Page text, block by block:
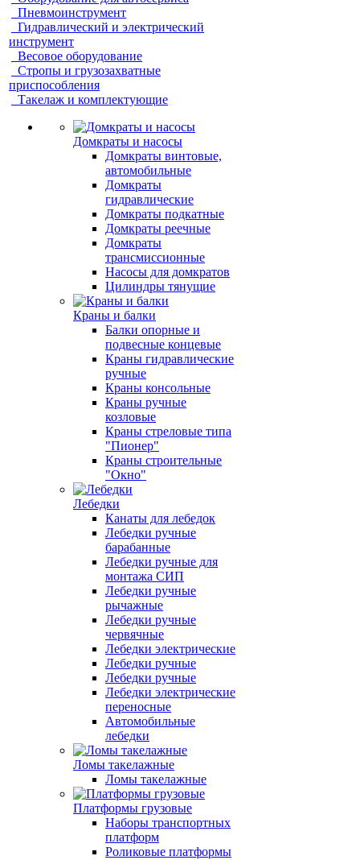
Пневмоинструмент
Гидравлический и электрический
инструмент
Весовое оборудование
Стропы и грузозахватные
приспособления
Такелаж и комплектующие
Домкраты и насосы
Домкраты винтовые,
автомобильные
Домкраты
гидравлические
Домкраты подкатные
Домкраты реечные
Домкраты
трансмиссионные
Насосы для домкратов
Цилиндры тянущие
Краны и балки
Балки опорные и
подвесные концевые
Краны гидравлические
ручные
Краны консольные
Краны ручные
козловые
Краны стреловые типа
"Пионер"
Краны строительные
"Окно"
Лебедки
Канаты для лебедок
Лебедки ручные
барабанные
Лебедки ручные для
монтажа СИП
Лебедки ручные
рычажные
Лебедки ручные
червячные
Лебедки электрические
Лебедки ручные
Лебедки ручные
Лебедки электрические
переносные
Автомобильные
лебедки
Ломы такелажные
Ломы такелажные
Платформы грузовые
Наборы транспортных
платформ
Роликовые платформы